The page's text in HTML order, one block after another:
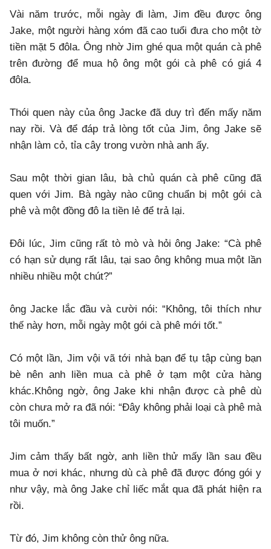
Vài năm trước, mỗi ngày đi làm, Jim đều được ông
Jake, một người hàng xóm đã cao tuổi đưa cho một tờ
tiền mặt 5 đôla. Ông nhờ Jim ghé qua một quán cà phê
trên đường để mua hộ ông một gói cà phê có giá 4
đôla.
Thói quen này của ông Jacke đã duy trì đến mấy năm
nay rồi. Và để đáp trả lòng tốt của Jim, ông Jake sẽ
nhận làm cỏ, tỉa cây trong vườn nhà anh ấy.
Sau một thời gian lâu, bà chủ quán cà phê cũng đã
quen với Jim. Bà ngày nào cũng chuẩn bị một gói cà
phê và một đồng đô la tiền lẻ để trả lại.
Đôi lúc, Jim cũng rất tò mò và hỏi ông Jake: “Cà phê
có hạn sử dụng rất lâu, tại sao ông không mua một lần
nhiều nhiều một chút?”
ông Jacke lắc đầu và cười nói: “Không, tôi thích như
thế này hơn, mỗi ngày một gói cà phê mới tốt.”
Có một lần, Jim vội vã tới nhà bạn để tụ tập cùng bạn
bè nên anh liền mua cà phê ở tạm một cửa hàng
khác.Không ngờ, ông Jake khi nhận được cà phê dù
còn chưa mở ra đã nói: “Đây không phải loại cà phê mà
tôi muốn.”
Jim cảm thấy bất ngờ, anh liền thử mấy lần sau đều
mua ở nơi khác, nhưng dù cà phê đã được đóng gói y
như vậy, mà ông Jake chỉ liếc mắt qua đã phát hiện ra
rồi.
Từ đó, Jim không còn thử ông nữa.